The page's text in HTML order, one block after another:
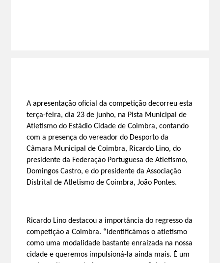
A apresentação oficial da competição decorreu esta
terça-feira, dia 23 de junho, na Pista Municipal de
Atletismo do Estádio Cidade de Coimbra, contando
com a presença do vereador do Desporto da
Câmara Municipal de Coimbra, Ricardo Lino, do
presidente da Federação Portuguesa de Atletismo,
Domingos Castro, e do presidente da Associação
Distrital de Atletismo de Coimbra, João Pontes.
Ricardo Lino destacou a importância do regresso da
competição a Coimbra. “Identificámos o atletismo
como uma modalidade bastante enraizada na nossa
cidade e queremos impulsioná-la ainda mais. É um